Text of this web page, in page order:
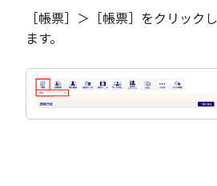
［帳票］＞［帳票］をクリックし
ます。